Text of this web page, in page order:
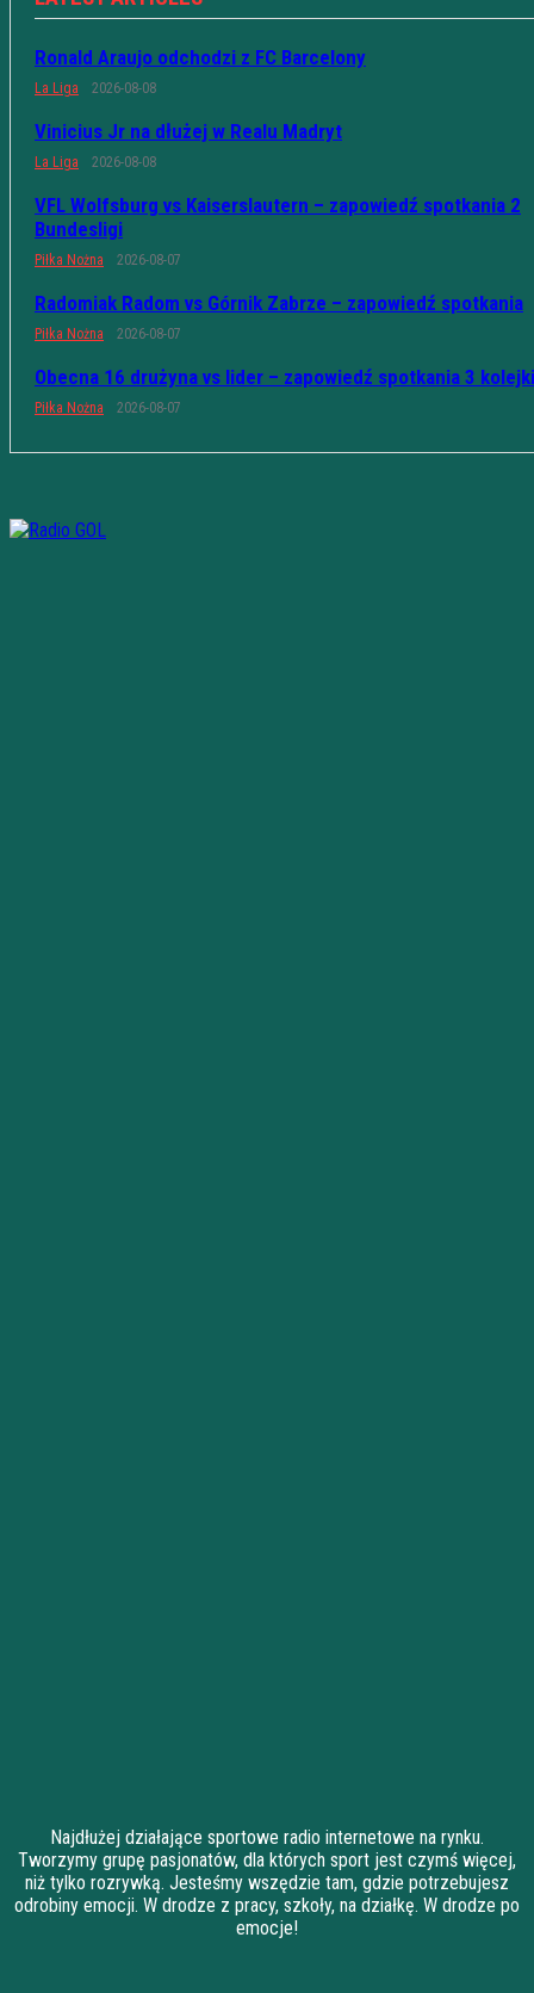
Ronald Araujo odchodzi z FC Barcelony
La Liga 2026-08-08
Vinicius Jr na dłużej w Realu Madryt
La Liga 2026-08-08
VFL Wolfsburg vs Kaiserslautern – zapowiedź spotkania 2
Bundesligi
Piłka Nożna 2026-08-07
Radomiak Radom vs Górnik Zabrze – zapowiedź spotkania
Piłka Nożna 2026-08-07
Obecna 16 drużyna vs lider – zapowiedź spotkania 3 kolejki
Piłka Nożna 2026-08-07
Najdłużej działające sportowe radio internetowe na rynku.
Tworzymy grupę pasjonatów, dla których sport jest czymś więcej,
niż tylko rozrywką. Jesteśmy wszędzie tam, gdzie potrzebujesz
odrobiny emocji. W drodze z pracy, szkoły, na działkę. W drodze po
emocje!